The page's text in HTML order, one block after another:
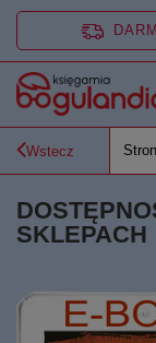
Wstecz
SKLEPACH